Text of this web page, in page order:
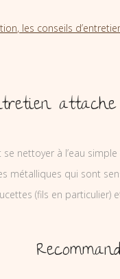
les conseils
nettoyer à l’eau
métalliques qui sont
(fils en